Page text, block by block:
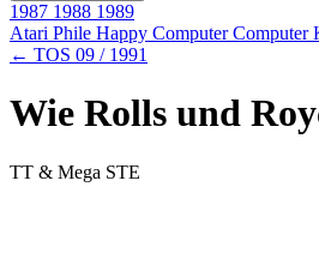
1987 1988 1989
Atari Phile Happy ComputerComputer
← TOS 09 / 1991
Wie Rolls und
TT & Mega STE